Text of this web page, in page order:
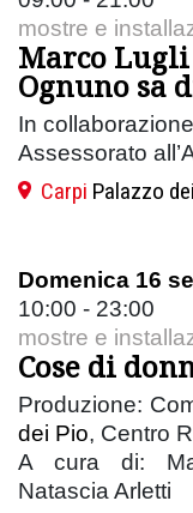
mostre e
Marco Lugli
Ognuno sa
In
Assessorato
Carpi Palazzo
Domenica 16
10:00 - 23:00
mostre e
Cose di
Produzione:
dei Pio, Centro
A cura di:
Natascia Arletti